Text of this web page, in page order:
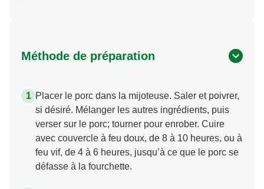
Méthode de préparation
Placer le porc dans la mijoteuse. Saler et poivrer,
si désiré. Mélanger les autres ingrédients, puis
verser sur le porc; tourner pour enrober. Cuire
avec couvercle à feu doux, de 8 à 10 heures, ou à
feu vif, de 4 à 6 heures, jusqu’à ce que le porc se
défasse à la fourchette.